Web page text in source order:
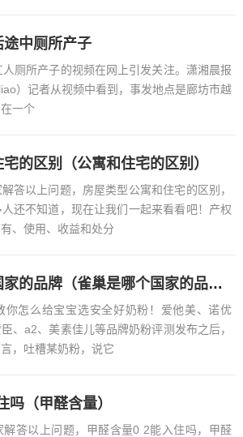
途中厕所产子
厕所产子的视频在网上引发关注。潇湘晨报
）记者从视频中看到，事发地点是廊坊市越
一个
的区别（公寓和住宅的区别）
答以上问题，房屋类型公寓和住宅的区别，
还不知道，现在让我们一起来看看吧！产权
、使用、收益和处分
雀巢奶粉是哪个国家的品牌（雀巢是哪个国家的品牌）
你怎么给宝宝选安全好奶粉！爱他美、诺优
、a2、美素佳儿等品牌奶粉评测发布之后，
，吐槽某奶粉，说它
吗（甲醛含量）
解答以上问题，甲醛含量0 2能入住吗，甲醛